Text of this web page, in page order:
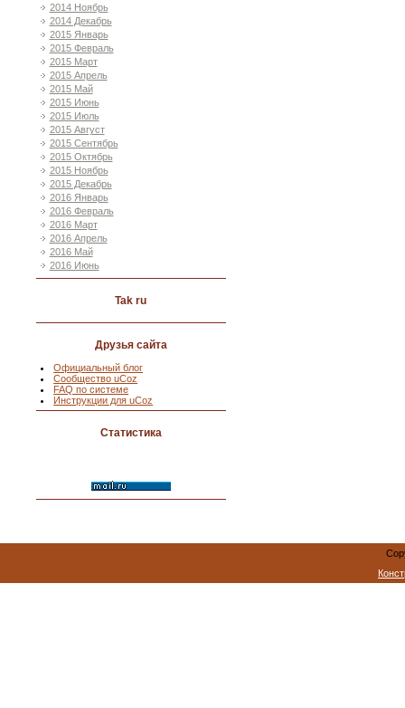
2014 Ноябрь
2014 Декабрь
2015 Январь
2015 Февраль
2015 Март
2015 Апрель
2015 Май
2015 Июнь
2015 Июль
2015 Август
2015 Сентябрь
2015 Октябрь
2015 Ноябрь
2015 Декабрь
2016 Январь
2016 Февраль
2016 Март
2016 Апрель
2016 Май
2016 Июнь
Tak ru
Друзья сайта
Официальный блог
Сообщество uCoz
FAQ по системе
Инструкции для uCoz
Статистика